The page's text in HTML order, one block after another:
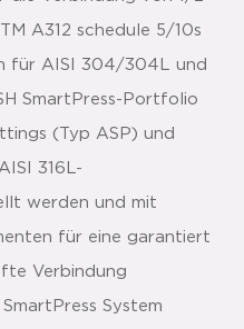
A312 schedule 5/10s
für AISI 304/304L und
SmartPress-Portfolio
(Typ ASP) und
316L-
werden und mit
für eine garantiert
Verbindung
System